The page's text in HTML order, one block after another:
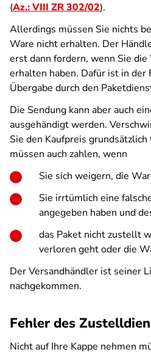
(Az.: VIII ZR 302/02).
Allerdings müssen Sie nichts
Ware nicht erhalten. Der
erst dann fordern, wenn Sie
erhalten haben. Dafür ist in der
Übergabe durch den
Die Sendung kann aber auch
ausgehändigt werden.
Sie den Kaufpreis
müssen auch zahlen, wenn
Sie sich weigern, die
Sie irrtümlich eine
angegeben haben und
das Paket nicht zustellt
verloren geht oder die
Der Versandhändler ist seiner
nachgekommen.
Fehler des
Nicht auf Ihre Kappe nehmen